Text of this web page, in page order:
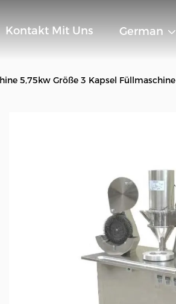
Kontakt Mit Uns German
5,75kw Größe 3 Kapsel Füllmaschine